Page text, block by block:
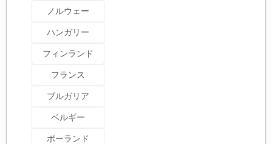
ノルウェー
ハンガリー
フィンランド
フランス
ブルガリア
ベルギー
ポーランド